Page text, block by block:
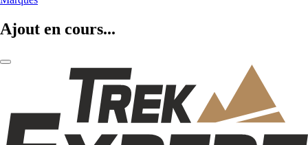
Ajout en cours...